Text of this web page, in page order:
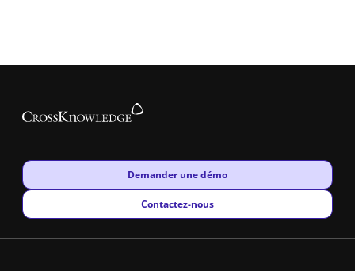
New window
Demander une démo
New window
Contactez-nous